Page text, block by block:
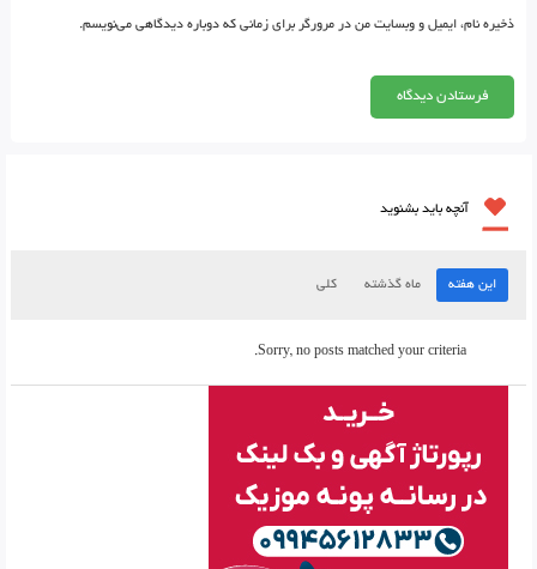
ذخیره نام، ایمیل و وبسایت من در مرورگر برای زمانی که دوباره دیدگاهی می‌نویسم.
آنچه باید بشنوید
این هفته ماه گذشته کلی
Sorry, no posts matched your criteria.